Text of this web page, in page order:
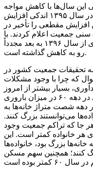
این سال‌ها با کاهش مواجه
شده است و تنها به‌طور مقطعی در سال ۱۳۹۵ اندکی افزایش
مقطعی را تأخیر در
جمعیت اعلام کردند. با
این حال بر اساس آمارها میزان باروری از سال ۱۳۹۶ به بعد مجدداً
رو به کاهش گذاشته است.
جمعیت کشور در
که چرا با وجود مشکلات
دهه ۶۰ آمار فرزندآوری، بسیار بیشتر از امروز
بوده است ؛ گفت: عوامل دیگری در دهه ۶۰ در میزان باروری
دهه شصت متراژ خانه‌ها به
می‌توانستند بزرگ کنند.
هر جا که تراکم جمعیت وجود
هر خانواده کمتر است. این
بزرگ بود، خانواده‌ها
کنند؛ همچنین سهم مسکن